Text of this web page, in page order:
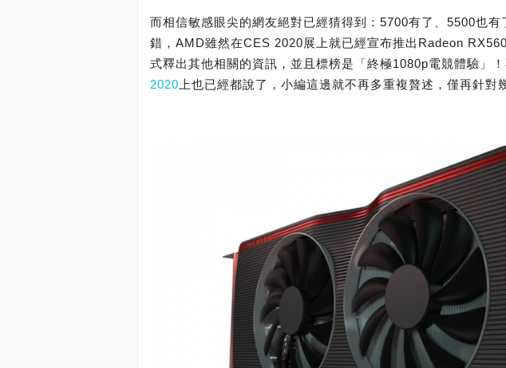
而相信敏感眼尖的網友絕對已經猜得到：5700有了、5500也有
錯，AMD雖然在CES 2020展上就已經宣布推出Radeon
式釋出其他相關的資訊，並且標榜是「終極1080p電競體驗」
2020 上也已經都說了，小編這邊就不再多重複贅述，僅再針對